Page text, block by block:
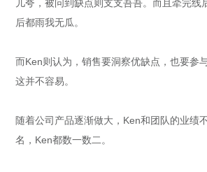
儿夸，被问到缺点则支支吾吾。而且牵完线
后都雨我无瓜。
而Ken则认为，销售要洞察优缺点，也要参
这并不容易。
随着公司产品逐渐做大，Ken和团队的业绩
名，Ken都数一数二。